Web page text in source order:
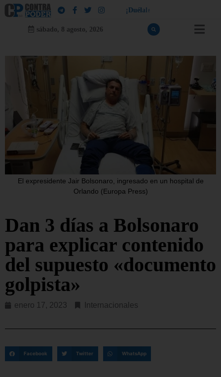
¡ Dué a e
sábado, 8 agosto, 2026
El expresidente Jair Bolsonaro, ingresado en un hospital de
Orlando (Europa Press)
Dan 3 días a Bolsonaro
para explicar contenido
del supuesto «documento
golpista»
enero 17, 2023 Internacionales
Facebook Twitter WhatsApp